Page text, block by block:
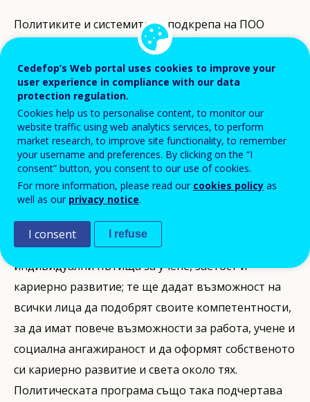
Политиките и системите за подкрепа на ПОО
обхващат три трансверсални теми: ориентиране
през целия живот, валидиране на неформалното и
информалното учене и финансиране на ПОО/
ученето за възрастни. Ние също така
предоставяме информация за други стимули,
които пряко подпомагат лицата в тяхното
обучение и кариера, както и дружествата при
предоставянето на възможности за обучение.
Политическата програма „Европа 2020+“
подчертава необходимостта от гладки
индивидуални пътища за учене, заетост и
кариерно развитие; те ще дадат възможност на
всички лица да подобрят своите компетентности,
за да имат повече възможности за работа, учене и
социална ангажираност и да оформят собственото
си кариерно развитие и света около тях.
Политическата програма също така подчертава
Cedefop’s Web portal uses cookies to improve your
user experience in compliance with our data
protection regulation.
Cookies help us to personalise content, to monitor our
website traffic using web analytics services, to perform
market research, to improve site functionality, to remember
your username and preferences. By clicking on the “I
consent” button, you consent to our use of cookies.
For more information, please read our cookies policy as
well as our privacy notice.
I consent I refuse